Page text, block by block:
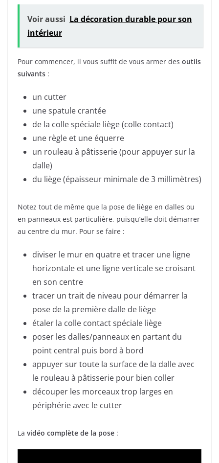
Voir aussi La décoration durable pour son
intérieur
Pour commencer, il vous suffit de vous armer des outils
suivants :
un cutter
une spatule crantée
de la colle spéciale liège (colle contact)
une règle et une équerre
un rouleau à pâtisserie (pour appuyer sur la
dalle)
du liège (épaisseur minimale de 3 millimètres)
Notez tout de même que la pose de liège en dalles ou
en panneaux est particulière, puisqu’elle doit démarrer
au centre du mur. Pour se faire :
diviser le mur en quatre et tracer une ligne
horizontale et une ligne verticale se croisant
en son centre
tracer un trait de niveau pour démarrer la
pose de la première dalle de liège
étaler la colle contact spéciale liège
poser les dalles/panneaux en partant du
point central puis bord à bord
appuyer sur toute la surface de la dalle avec
le rouleau à pâtisserie pour bien coller
découper les morceaux trop larges en
périphérie avec le cutter
La vidéo complète de la pose :